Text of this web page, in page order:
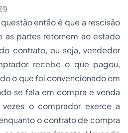
então é que a rescisão
as partes retornem ao estado
contrato, ou seja, vendedor
recebe o que pagou,
o que foi convencionado em
se fala em compra e venda
o comprador exerce a
o contrato de compra